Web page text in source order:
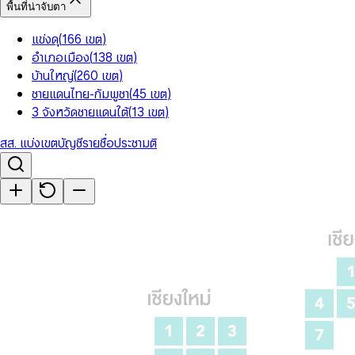
พื้นที่น่าจับตา
แข่งดุ(166 เขต)
อำเภอเมือง(138 เขต)
บ้านใหญ่(260 เขต)
ชายแดนไทย-กัมพูชา(45 เขต)
3 จังหวัดชายแดนใต้(13 เขต)
สส. แบ่งเขตบัญชีรายชื่อประชามติ